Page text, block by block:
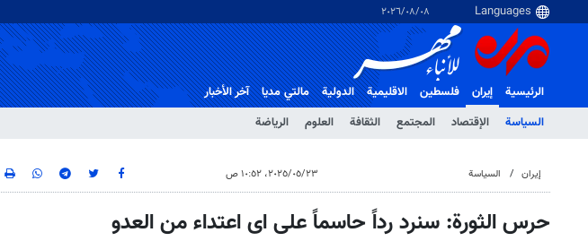
٠٨‏/٠٨‏/٢٠٢٦
الرئيسية
إيران
السياسة
الإقتصاد المجتمع الثقافة العلوم الرياضة
فلسطین الاقلیمیة الدولية مالتي مدیا آخر الأخبار
إيران السياسة ٢٣‏/٠٥‏/٢٠٢٥، ١٠:٥٢ ص
حرس الثورة: سنرد رداً حاسماً على اى اعتداء من العدو